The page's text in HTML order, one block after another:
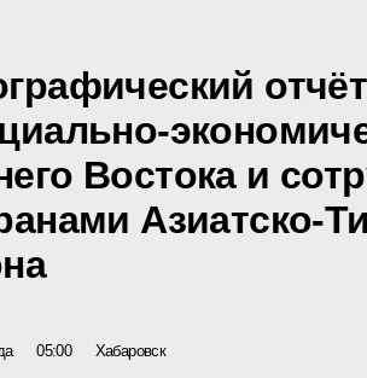
Востока и
Азиатско-
05:00 Хабаровск